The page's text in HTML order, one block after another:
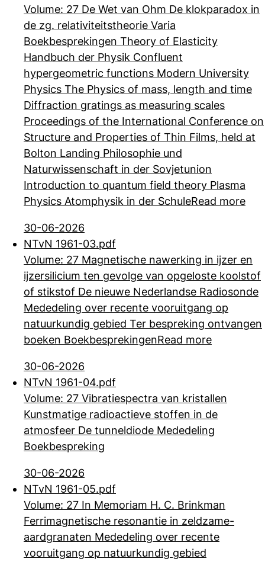
Volume: 27 De Wet van Ohm De klokparadox in
de zg. relativiteitstheorie Varia
Boekbesprekingen Theory of Elasticity
Handbuch der Physik Confluent
hypergeometric functions Modern University
Physics The Physics of mass, length and time
Diffraction gratings as measuring scales
Proceedings of the International Conference on
Structure and Properties of Thin Films, held at
Bolton Landing Philosophie und
Naturwissenschaft in der Sovjetunion
Introduction to quantum field theory Plasma
Physics Atomphysik in der SchuleRead more
30-06-2026
NTvN 1961-03.pdf
Volume: 27 Magnetische nawerking in ijzer en
ijzersilicium ten gevolge van opgeloste koolstof
of stikstof De nieuwe Nederlandse Radiosonde
Mededeling over recente vooruitgang op
natuurkundig gebied Ter bespreking ontvangen
boeken BoekbesprekingenRead more
30-06-2026
NTvN 1961-04.pdf
Volume: 27 Vibratiespectra van kristallen
Kunstmatige radioactieve stoffen in de
atmosfeer De tunneldiode Mededeling
Boekbespreking
30-06-2026
NTvN 1961-05.pdf
Volume: 27 In Memoriam H. C. Brinkman
Ferrimagnetische resonantie in zeldzame-
aardgranaten Mededeling over recente
vooruitgang op natuurkundig gebied